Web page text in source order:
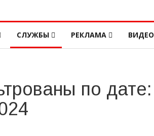
СЛУЖБЫ РЕКЛАМА ВИДЕО
по дате: